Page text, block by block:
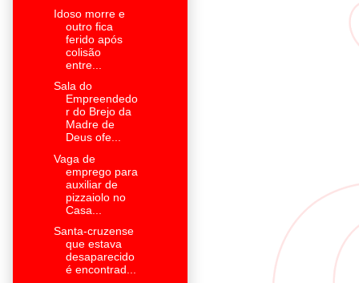
Idoso morre e
outro fica
ferido após
colisão
entre...
Sala do
Empreendedo
r do Brejo da
Madre de
Deus ofe...
Vaga de
emprego para
auxiliar de
pizzaiolo no
Casa...
Santa-cruzense
que estava
desaparecido
é encontrad...